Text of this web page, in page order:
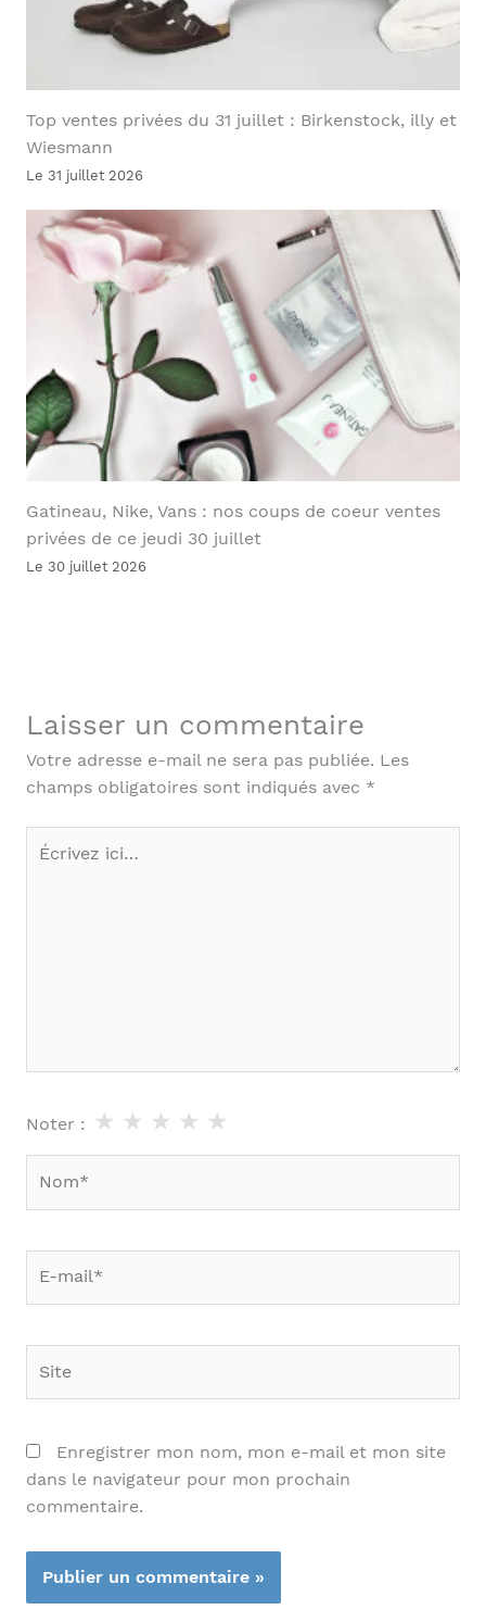
Top ventes privées du 31 juillet : Birkenstock, illy et
Wiesmann
Le 31 juillet 2026
Gatineau, Nike, Vans : nos coups de coeur ventes
privées de ce jeudi 30 juillet
Le 30 juillet 2026
Laisser un commentaire
Votre adresse e-mail ne sera pas publiée. Les
champs obligatoires sont indiqués avec *
Écrivez
Noter : ★
★
★
★
★
Enregistrer mon nom, mon e-mail et mon site
dans le navigateur pour mon prochain
commentaire.